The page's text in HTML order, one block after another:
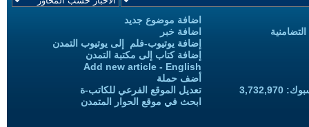
اضافة موضوع جديد
اضافة خبر
إضافة يوتيوب-فلم إلى يوتيوب التمدن
إضافة كتاب إلى مكتبة التمدن
Add new article - English
أضف حملة
تعديل الموقع الفرعي للكاتب-ة
ابحث في موقع الحوار المتمدن